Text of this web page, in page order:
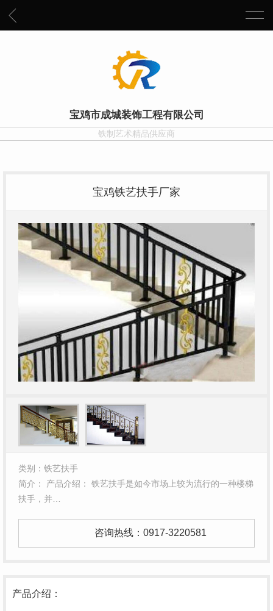
宝鸡市成城装饰工程有限公司
铁制艺术精品供应商
宝鸡铁艺扶手厂家
类别：铁艺扶手
简介： 产品介绍： 铁艺扶手是如今市场上较为流行的一种楼梯
扶手，并…
咨询热线： 0917-3220581
产品介绍：